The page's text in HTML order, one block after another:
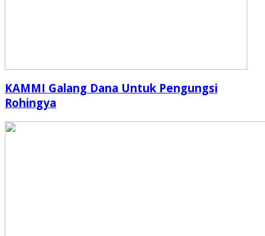
KAMMI Galang Dana Untuk Pengungsi
Rohingya